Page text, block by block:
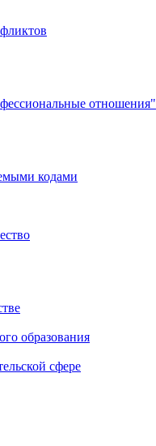
отношения"
кодами
образования
сфере